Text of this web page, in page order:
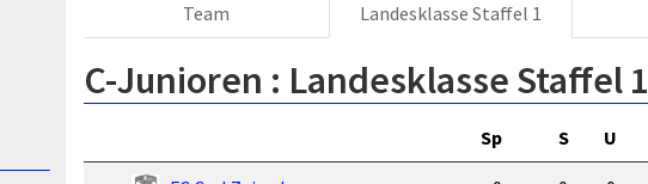
Team Landesklasse Staffel 1
C-Junioren : Landesklasse Staffel 1
Sp S U